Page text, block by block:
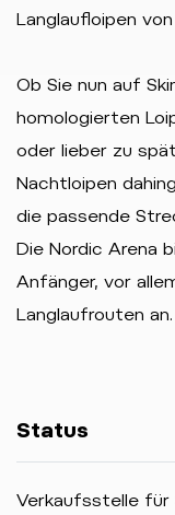
Langlaufloipen
Ob Sie nun auf
homologierten
oder lieber zu
Nachtloipen
die passende
Die Nordic Arena
Anfänger, vor
Status
Verkaufsstelle für